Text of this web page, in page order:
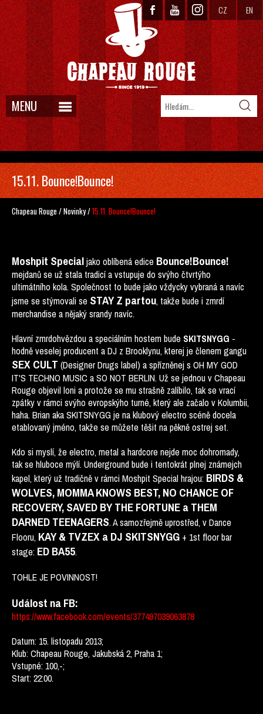
CZ EN
MENU
15.11. Bounce!Bounce!
Chapeau Rouge /Novinky/15.11. Bounce!Bounce!
Moshpit Specialjako oblíbená edice Bounce!Bounce!
mejdanů se už stala tradicí a vstupuje do svýho čtvrtýho
ultimátního kola. Společnost to bude jako vždycky vybraná a navíc
jsme se stýmovali se STAY Z partou, takže bude i zmrdí
merchandise a nějaký srandy navíc.
Hlavní zmrdohvězdou a speciálním hostem bude SKITSNYGG -
hodně veselej producent a DJ z Brooklynu, kterej je členem gangu
SEX CULT (Designer Drugs label) a spřízněnej s OH MY GOD
IT'S TECHNO MUSIC a SO NOT BERLIN. Už se jednou v Chapeau
Rouge objevil loni a protože se mu strašně zalíbilo, tak se vrací
zpátky v rámci svýho evropskýho turné, který ale začalo v Kolumbii,
haha. Brian aka SKITSNYGG je na klubový electro scéně docela
etablovaný jméno, takže se můžete těšit na pěkně ostrej set.
Kdo si myslí, že electro, metal a hardcore nejde moc dohromady,
tak se hluboce mýlí. Underground bude i tentokrát plnej známejch
kapel, který už tradičně v rámci Moshpit Special hrajou: BIRDS &
WOLVES, MOMMA KNOWS BEST, NO CHANCE OF
RECOVERY, SAVED BY THE FORTUNE a THEM
DARNED TEENAGERS. A samozřejmě uprostřed, v Dance
Flooru, KAY & TVZEX a DJ SKITSNYGG + 1st floor bar
stage: ED BA55.
TOHLE JE POVINNOST!
Událost na FB:
https://www.facebook.com/events/377497039063878
Datum: 15. listopadu 2013;
Klub: Chapeau Rouge, Jakubská 2, Praha 1;
Vstupné: 100,-;
Start: 22:00.